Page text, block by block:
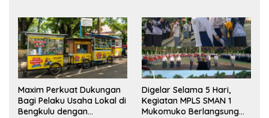
Maxim Perkuat Dukungan
Bagi Pelaku Usaha Lokal di
Bengkulu dengan
Digelar Selama 5 Hari,
Kegiatan MPLS SMAN 1
Mukomuko Berlangsung